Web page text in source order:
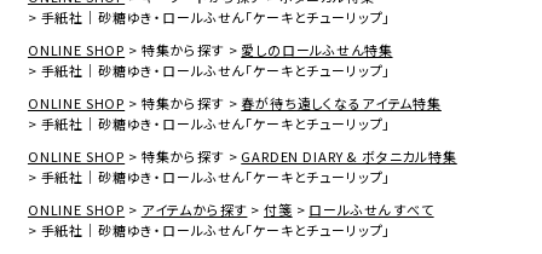
手紙社｜砂糖ゆき・ロールふせん「ケーキとチューリップ」
ONLINE SHOP
特集から探す
愛しのロールふせん特集
手紙社｜砂糖ゆき・ロールふせん「ケーキとチューリップ」
ONLINE SHOP
特集から探す
春が待ち遠しくなるアイテム特集
手紙社｜砂糖ゆき・ロールふせん「ケーキとチューリップ」
ONLINE SHOP
特集から探す
GARDEN DIARY & ボタニカル特集
手紙社｜砂糖ゆき・ロールふせん「ケーキとチューリップ」
ONLINE SHOP
アイテムから探す 付箋
ロールふせん すべて
手紙社｜砂糖ゆき・ロールふせん「ケーキとチューリップ」